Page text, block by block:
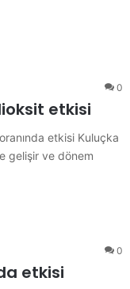
0
etkisi
etkisi Kuluçka
gelişir ve dönem
0
etkisi